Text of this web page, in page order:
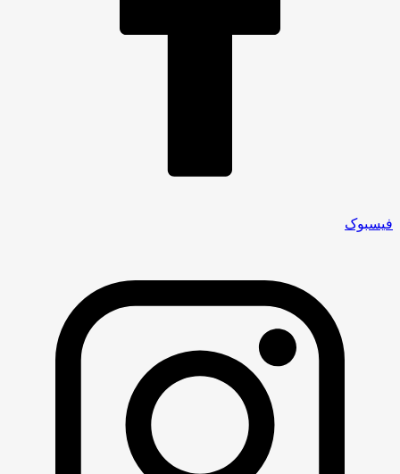
فیسبوک